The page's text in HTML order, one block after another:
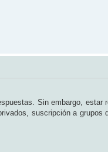
Sin embargo, estar
suscripción a grupos